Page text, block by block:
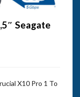
Seagate
X10 Pro 1 To